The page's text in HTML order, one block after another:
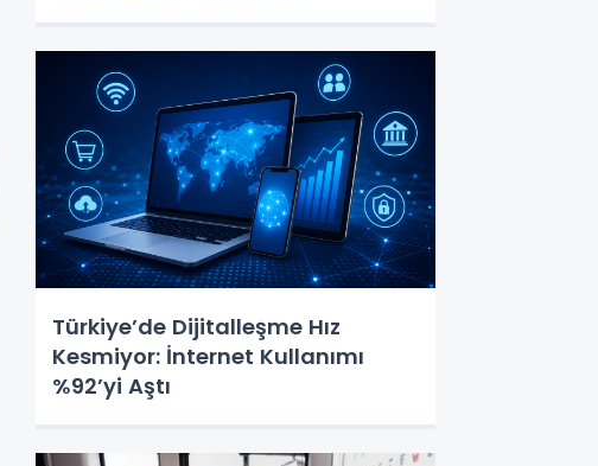
Türkiye’de Dijitalleşme Hız
Kesmiyor: İnternet Kullanımı
%92’yi Aştı